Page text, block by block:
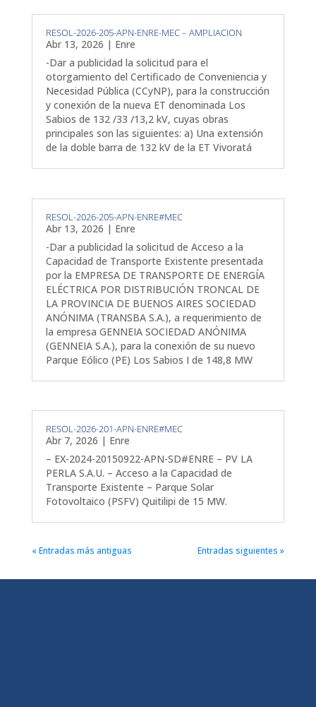
RESOL-2026-205-APN-ENRE-MEC – AMPLIACION
Abr 13, 2026 | Enre
-Dar a publicidad la solicitud para el
otorgamiento del Certificado de Conveniencia y
Necesidad Pública (CCyNP), para la construcción
y conexión de la nueva ET denominada Los
Sabios de 132 /33 /13,2 kV, cuyas obras
principales son las siguientes: a) Una extensión
de la doble barra de 132 kV de la ET Vivoratá
RESOL-2026-205-APN-ENRE#MEC
Abr 13, 2026 | Enre
-Dar a publicidad la solicitud de Acceso a la
Capacidad de Transporte Existente presentada
por la EMPRESA DE TRANSPORTE DE ENERGÍA
ELÉCTRICA POR DISTRIBUCIÓN TRONCAL DE
LA PROVINCIA DE BUENOS AIRES SOCIEDAD
ANÓNIMA (TRANSBA S.A.), a requerimiento de
la empresa GENNEIA SOCIEDAD ANÓNIMA
(GENNEIA S.A.), para la conexión de su nuevo
Parque Eólico (PE) Los Sabios I de 148,8 MW
RESOL-2026-201-APN-ENRE#MEC
Abr 7, 2026 | Enre
– EX-2024-20150922-APN-SD#ENRE – PV LA
PERLA S.A.U. – Acceso a la Capacidad de
Transporte Existente – Parque Solar
Fotovoltaico (PSFV) Quitilipi de 15 MW.
« Entradas más antiguas Entradas siguientes »